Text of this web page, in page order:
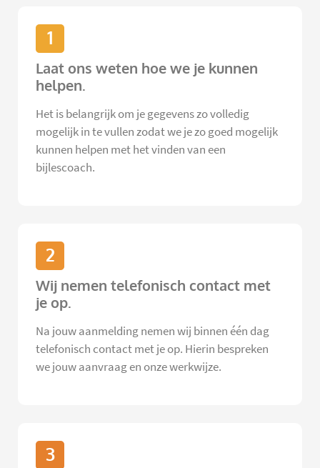
1
Laat ons weten hoe we je kunnen
helpen.
Het is belangrijk om je gegevens zo volledig
mogelijk in te vullen zodat we je zo goed mogelijk
kunnen helpen met het vinden van een
bijlescoach.
2
Wij nemen telefonisch contact met
je op.
Na jouw aanmelding nemen wij binnen één dag
telefonisch contact met je op. Hierin bespreken
we jouw aanvraag en onze werkwijze.
3